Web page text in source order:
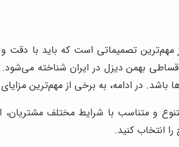
تصمیماتی است که باید با دقت
بهمن دیزل در ایران شناخته
در ادامه، به برخی از مهم‌ترین
و متناسب با شرایط مختلف
انتخاب کنید.